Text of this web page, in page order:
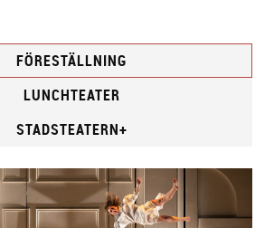
FÖRESTÄLLNING
LUNCHTEATER
STADSTEATERN+